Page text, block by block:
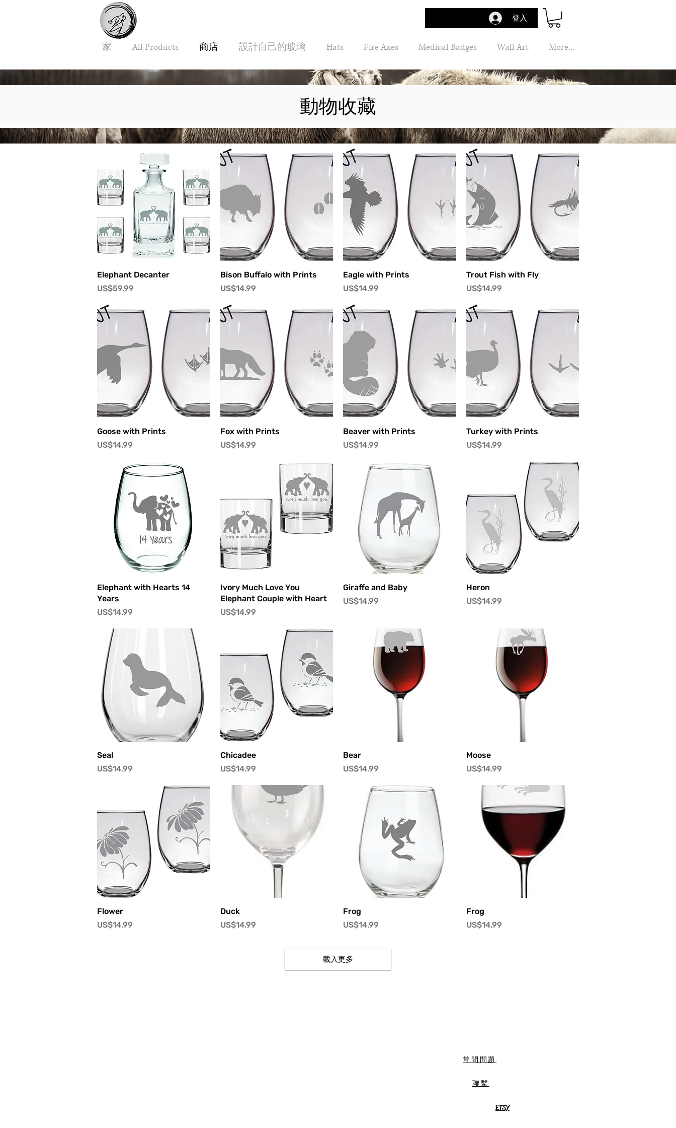
登入
家 All Products 商店 設計自己的玻璃 Hats Fire Axes Medical Badges Wall Art More...
動物收藏
快速瀏覽
Elephant Decanter
價格
US$59.99
快速瀏覽
Bison Buffalo with Prints
價格
US$14.99
快速瀏覽
Eagle with Prints
價格
US$14.99
快速瀏覽
Trout Fish with Fly
價格
US$14.99
快速瀏覽
Goose with Prints
價格
US$14.99
快速瀏覽
Fox with Prints
價格
US$14.99
快速瀏覽
Beaver with Prints
價格
US$14.99
快速瀏覽
Turkey with Prints
價格
US$14.99
快速瀏覽
Elephant with Hearts 14
Years
價格
US$14.99
快速瀏覽
Ivory Much Love You
Elephant Couple with Heart
價格
US$14.99
快速瀏覽
Giraffe and Baby
價格
US$14.99
Heron
價格
US$14.99
Seal
價格
US$14.99
Chicadee
價格
US$14.99
Bear
價格
US$14.99
Moose
價格
US$14.99
Flower
價格
US$14.99
Duck
價格
US$14.99
Frog
價格
US$14.99
Frog
價格
US$14.99
載入更多
常問問題
聯繫
ETSY